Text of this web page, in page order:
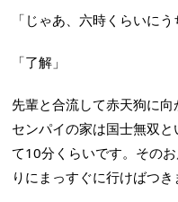
「じゃあ、六時くらいにう
「了解」
先輩と合流して赤天狗に向
センパイの家は国士無双
て10分くらいです。その
りにまっすぐに行けばつき